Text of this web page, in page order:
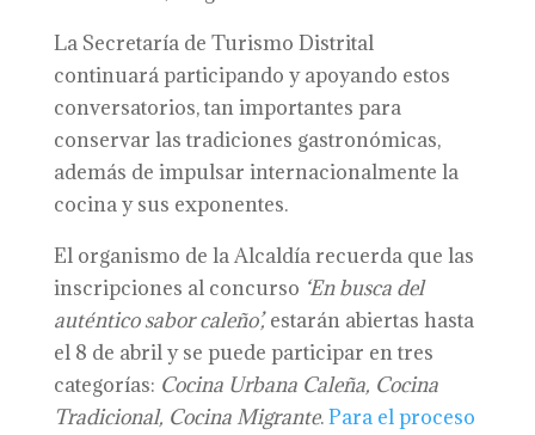
La Secretaría de Turismo Distrital
continuará participando y apoyando estos
conversatorios, tan importantes para
conservar las tradiciones gastronómicas,
además de impulsar internacionalmente la
cocina y sus exponentes.
El organismo de la Alcaldía recuerda que las
inscripciones al concurso ‘En busca del
auténtico sabor caleño’,estarán abiertas hasta
el 8 de abril y se puede participar en tres
categorías: Cocina Urbana Caleña, Cocina
Tradicional, Cocina Migrante.Para el proceso